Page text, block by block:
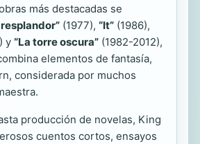
más destacadas se
resplandor” (1977), “It” (1986),
y “La torre oscura” (1982-2012),
elementos de fantasía,
considerada por muchos
producción de novelas, King
cuentos cortos, ensayos